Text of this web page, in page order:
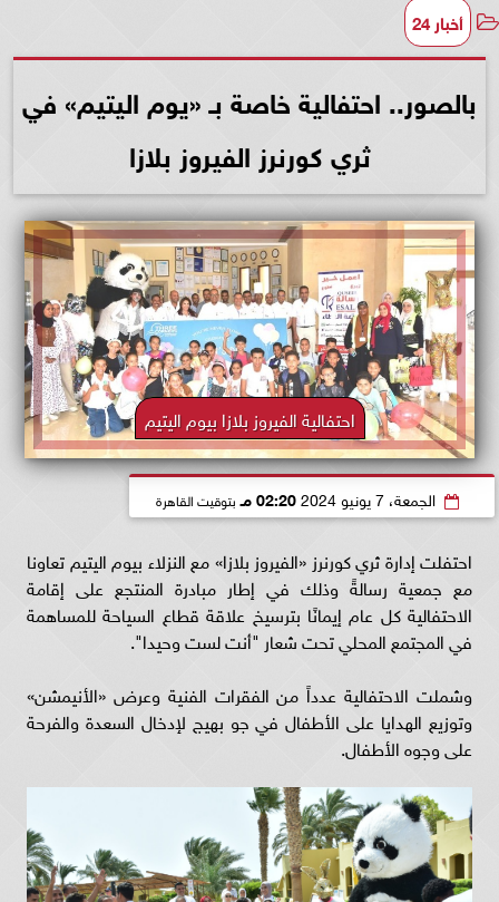
أخبار 24
بالصور.. احتفالية خاصة بـ «يوم اليتيم» في
ثري كورنرز الفيروز بلازا
احتفالية الفيروز بلازا بيوم اليتيم
الجمعة، 7 يونيو 2024 02:20 مـ بتوقيت القاهرة
احتفلت إدارة ثري كورنرز «الفيروز بلازا» مع النزلاء بيوم اليتيم تعاونا
مع جمعية رسالةً وذلك في إطار مبادرة المنتجع على إقامة
الاحتفالية كل عام إيمانًا بترسيخ علاقة قطاع السياحة للمساهمة
في المجتمع المحلي تحت شعار "أنت لست وحيدا".
وشملت الاحتفالية عدداً من الفقرات الفنية وعرض «الأنيمشن»
وتوزيع الهدايا على الأطفال في جو بهيج لإدخال السعدة والفرحة
على وجوه الأطفال.